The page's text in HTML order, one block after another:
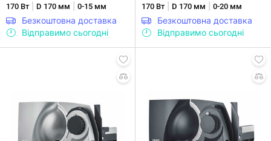
170 Вт| D 170 мм 0-15 мм
Безкоштовна доставка
Відправимо сьогодні
170 Вт| D 170 мм 0-20 мм
Безкоштовна доставка
Відправимо сьогодні